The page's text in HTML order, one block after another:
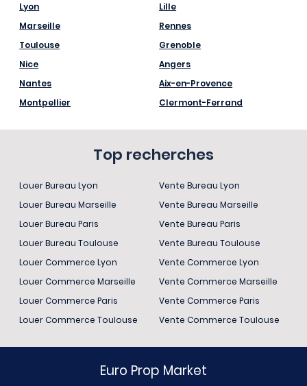
Lyon
Marseille
Toulouse
Nice
Nantes
Montpellier
Lille
Rennes
Grenoble
Angers
Aix-en-Provence
Clermont-Ferrand
Top recherches
Louer Bureau Lyon
Louer Bureau Marseille
Louer Bureau Paris
Louer Bureau Toulouse
Louer Commerce Lyon
Louer Commerce Marseille
Louer Commerce Paris
Louer Commerce Toulouse
Vente Bureau Lyon
Vente Bureau Marseille
Vente Bureau Paris
Vente Bureau Toulouse
Vente Commerce Lyon
Vente Commerce Marseille
Vente Commerce Paris
Vente Commerce Toulouse
Euro Prop Market